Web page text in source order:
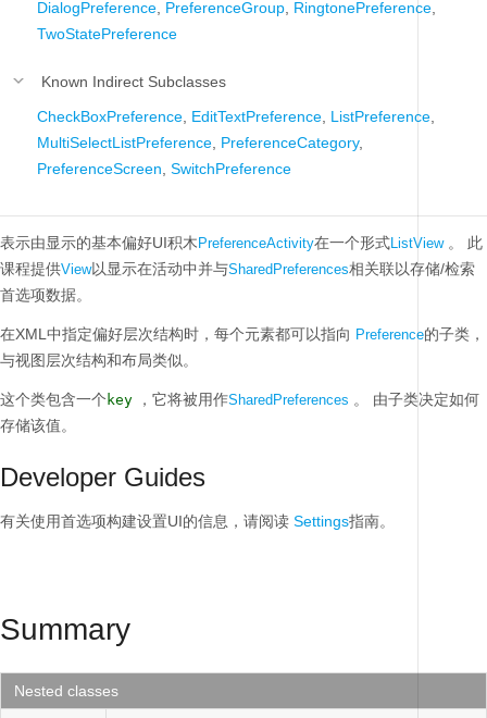
DialogPreference PreferenceGroup RingtonePreference
TwoStatePreference
Known Indirect Subclasses
CheckBoxPreference EditTextPreference ListPreference
MultiSelectListPreference PreferenceCategory,
PreferenceScreen SwitchPreference
表示由显示的基本偏好UI积木 PreferenceActivity在一个形式ListView。
此
课程提供View以显示在活动中并与SharedPreferences相关联以存储/检索
首选项数据。
在XML中指定偏好层次结构时，每个元素都可以指向 Preference的子类，
与视图层次结构和布局类似。
这个类包含一个 key ，它将被用作SharedPreferences 。
由子类决定如何
存储该值。
Developer Guides
有关使用首选项构建设置UI的信息，请阅读 Settings指南。
Summary
Nested classes